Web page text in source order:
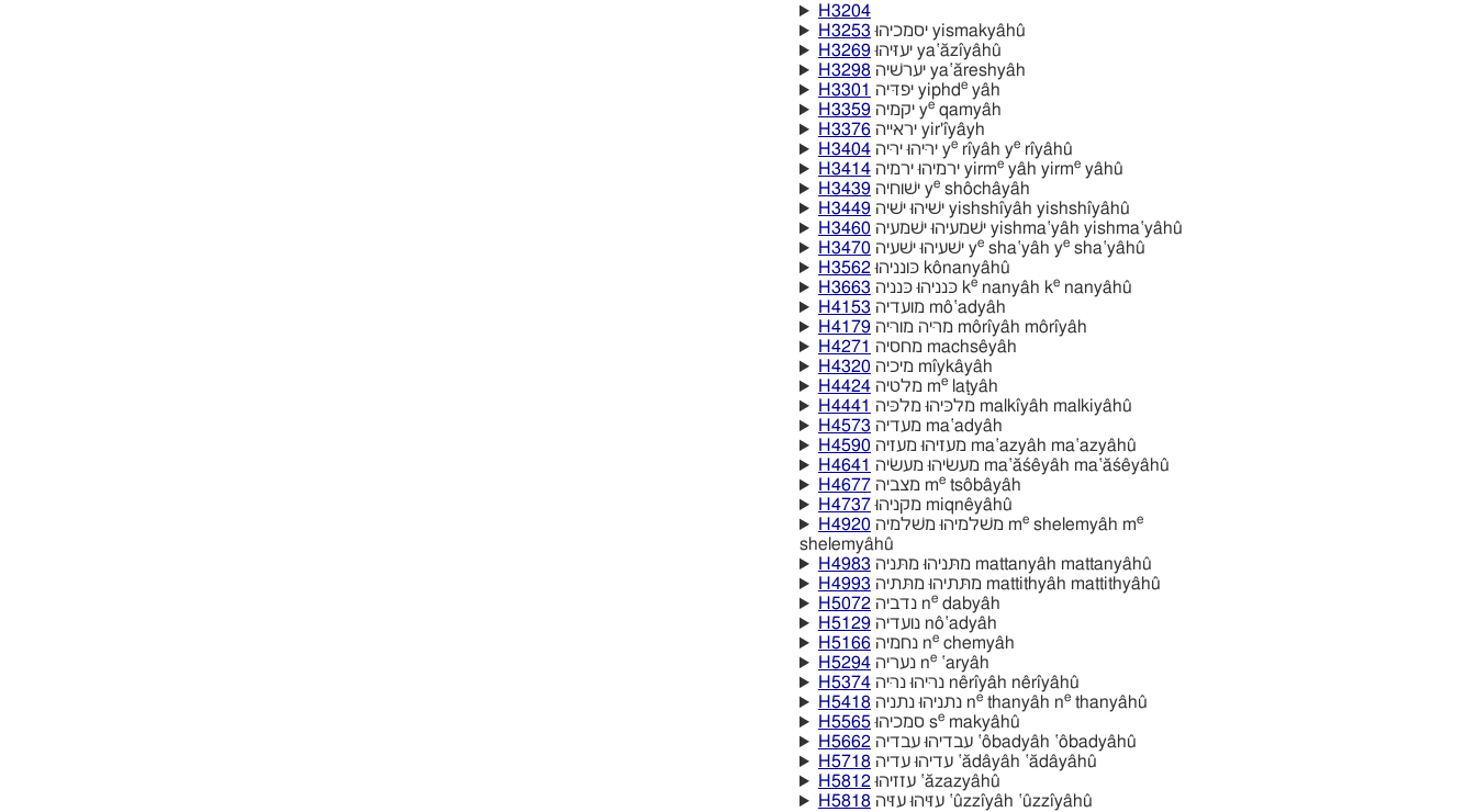
H3204
H3253
יסמכיהוּ yismakyâhû
H3269
יעזיּהוּ ya‛ăzı̂yâhû
H3298
יערשׁיה ya‛ăreshyâh
H3301
יפדּיה yiphdeyâh
H3359
יקמיה yeqamyâh
H3376
יראיּיה yir'ı̂yâyh
H3404
יריּהוּ יריּה yerı̂yâh yerı̂yâhû
H3414
ירמיהוּ ירמיה yirmeyâh yirmeyâhû
H3439
ישׁוחיה yeshôchâyâh
H3449
ישּׁיּהוּ ישּׁיּה yishshı̂yâh yishshı̂yâhû
H3460
ישׁמעיהוּ ישׁמעיה yishma‛yâh yishma‛yâhû
H3470
ישׁעיהוּ ישׁעיה yesha‛yâh yesha‛yâhû
H3562
כּונניהוּ kônanyâhû
H3663
כּנניהוּ כּנניה kenanyâh kenanyâhû
H4153
מועדיה mô‛adyâh
H4179
מריּה מוריּה môrı̂yâh môrı̂yâh
H4271
מחסיה machsêyâh
H4320
מיכיה mı̂ykâyâh
H4424
מלטיה melaṭyâh
H4441
מלכּיהוּ מלכּיּה malkı̂yâh malkiyâhû
H4573
מעדיה ma‛adyâh
H4590
מעזיהוּ מעזיה ma‛azyâh ma‛azyâhû
H4641
מעשׂיהוּ מעשׂיה ma‛ăśêyâh ma‛ăśêyâhû
H4677
מצביה metsôbâyâh
H4737
מקניהוּ miqnêyâhû
H4920
משׁלמיהוּ משׁלמיה meshelemyâh me
shelemyâhû
H4983
מתּניהוּ מתּניה mattanyâh mattanyâhû
H4993
מתּתיהוּ מתּתיה mattithyâh mattithyâhû
H5072
נדביה nedabyâh
H5129
נועדיה nô‛adyâh
H5166
נחמיה nechemyâh
H5294
נעריה ne‛aryâh
H5374
נריּהוּ נריּה nêrı̂yâh nêrı̂yâhû
H5418
נתניהוּ נתניה nethanyâh nethanyâhû
H5565
סמכיהוּ semakyâhû
H5662
עבדיהוּ עבדיה ‛ôbadyâh ‛ôbadyâhû
H5718
עדיהוּ עדיה ‛ădâyâh ‛ădâyâhû
H5812
עזזיהוּ ‛ăzazyâhû
H5818
עזּיּהוּ עזּיּה ‛ûzzı̂yâh ‛ûzzı̂yâhû